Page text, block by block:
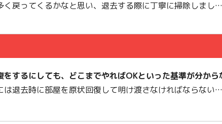
く戻ってくるかなと思い、退去する際に丁寧に掃除しまし…
をするにしても、どこまでやればOKといった基準が分から
は退去時に部屋を原状回復して明け渡さなければならない…